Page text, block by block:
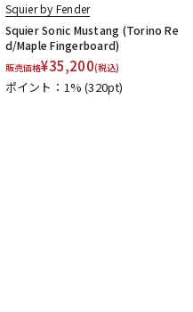
Squier by Fender
Squier Sonic Mustang (Torino Re
d/Maple Fingerboard)
販売価格¥35,200(税込)
ポイント：1%(320pt)